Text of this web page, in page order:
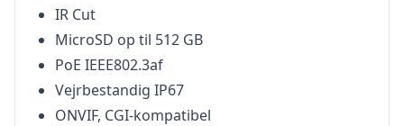
IR Cut
MicroSD op til 512 GB
PoE IEEE802.3af
Vejrbestandig IP67
ONVIF, CGI-kompatibel